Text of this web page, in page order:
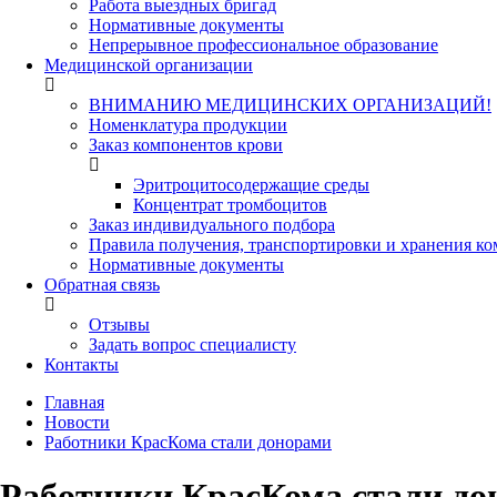
Работа выездных бригад
Нормативные документы
Непрерывное профессиональное образование
Медицинской организации
ВНИМАНИЮ МЕДИЦИНСКИХ ОРГАНИЗАЦИЙ!
Номенклатура продукции
Заказ компонентов крови
Эритроцитосодержащие среды
Концентрат тромбоцитов
Заказ индивидуального подбора
Правила получения, транспортировки и хранения
Нормативные документы
Обратная связь
Отзывы
Задать вопрос специалисту
Контакты
Главная
Новости
Работники КрасКома стали донорами